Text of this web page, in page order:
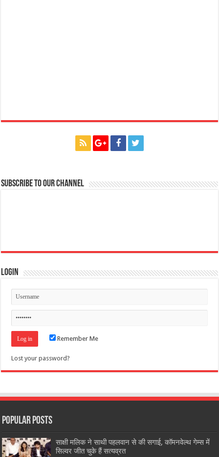
Subscribe to our Channel
Login
Remember Me
Lost your password?
Popular Posts
साक्षी मलिक ने साथी पहलवान से की सगाई, कॉमनवेल्थ गेम्स में
सिल्वर जीत चुके हैं सत्यव्रत